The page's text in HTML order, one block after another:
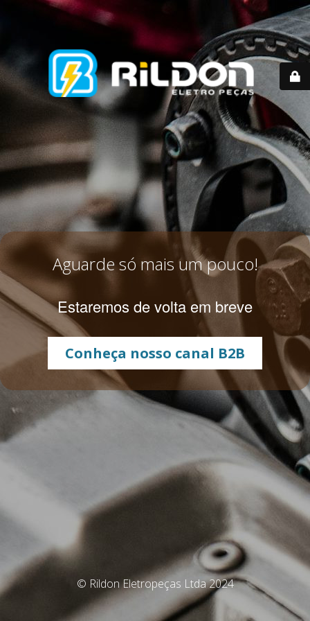
Aguarde só mais um pouco!
Estaremos de volta em breve
Conheça nosso canal B2B
© Rildon Eletropeças Ltda 2024